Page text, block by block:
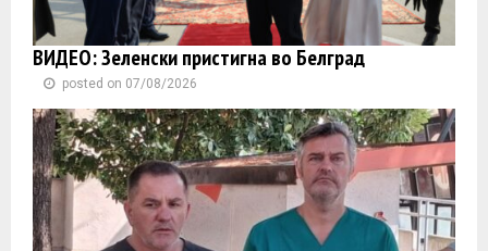
ВИДЕО: Зеленски пристигна во Белград
posted on 07/08/2026